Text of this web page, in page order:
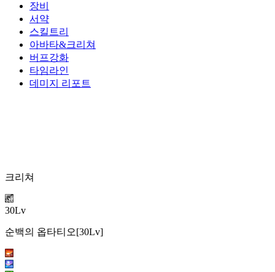
장비
서약
스킬트리
아바타&크리쳐
버프강화
타임라인
데미지 리포트
크리쳐
30Lv
순백의 옵타티오[30Lv]